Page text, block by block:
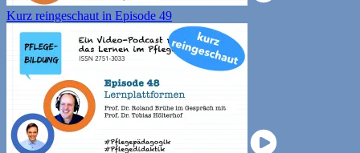
Kurz reingeschaut in Episode 49